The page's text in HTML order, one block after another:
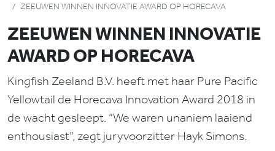
ZEEUWEN WINNEN INNOVATIE AWARD OP HORECAVA
ZEEUWEN WINNEN INNOVATIE
AWARD OP HORECAVA
Kingfish Zeeland B.V. heeft met haar Pure Pacific
Yellowtail de Horecava Innovation Award 2018 in
de wacht gesleept. “We waren unaniem laaiend
enthousiast”, zegt juryvoorzitter Hayk Simons.